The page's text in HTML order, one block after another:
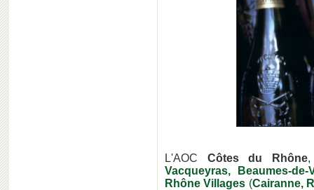
L'AOC Côtes du Rhône,
Vacqueyras, Beaumes-
Rhône Villages (Cairanne,